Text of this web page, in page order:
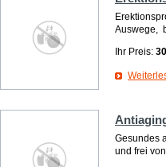
Auswege,
Ihr Preis:
Gesundes
und frei